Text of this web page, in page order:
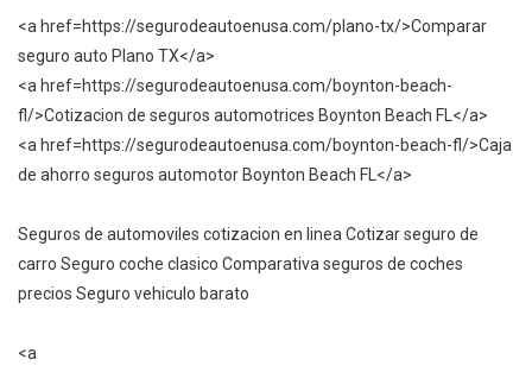
<a href=https://segurodeautoenusa.com/plano-tx/>Comparar
seguro auto Plano TX</a>
<a href=https://segurodeautoenusa.com/boynton-beach-
fl/>Cotizacion de seguros automotrices Boynton Beach FL</a>
<a href=https://segurodeautoenusa.com/boynton-beach-fl/>Caja
de ahorro seguros automotor Boynton Beach FL</a>
Seguros de automoviles cotizacion en linea Cotizar seguro de
carro Seguro coche clasico Comparativa seguros de coches
precios Seguro vehiculo barato
<a